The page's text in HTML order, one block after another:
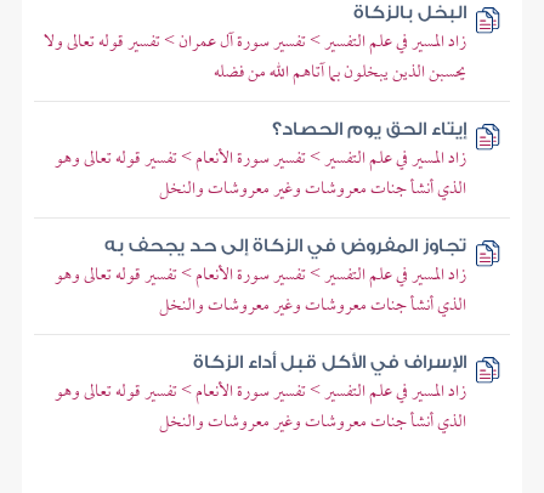
البخل بالزكاة
زاد المسير في علم التفسير > تفسير سورة آل عمران > تفسير قوله تعالى ولا
يحسبن الذين يبخلون بما آتاهم الله من فضله
إيتاء الحق يوم الحصاد؟
زاد المسير في علم التفسير > تفسير سورة الأنعام > تفسير قوله تعالى وهو
الذي أنشأ جنات معروشات وغير معروشات والنخل
تجاوز المفروض في الزكاة إلى حد يجحف به
زاد المسير في علم التفسير > تفسير سورة الأنعام > تفسير قوله تعالى وهو
الذي أنشأ جنات معروشات وغير معروشات والنخل
الإسراف في الأكل قبل أداء الزكاة
زاد المسير في علم التفسير > تفسير سورة الأنعام > تفسير قوله تعالى وهو
الذي أنشأ جنات معروشات وغير معروشات والنخل